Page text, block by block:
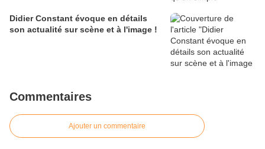
Didier Constant évoque en détails
son actualité sur scène et à l'image !
Commentaires
Ajouter un commentaire